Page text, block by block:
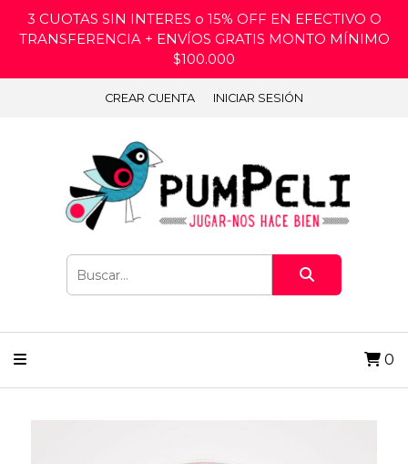
3 CUOTAS SIN INTERES o 15% OFF EN EFECTIVO O
TRANSFERENCIA + ENVÍOS GRATIS MONTO MÍNIMO
$100.000
CREAR CUENTA INICIAR SESIÓN
0